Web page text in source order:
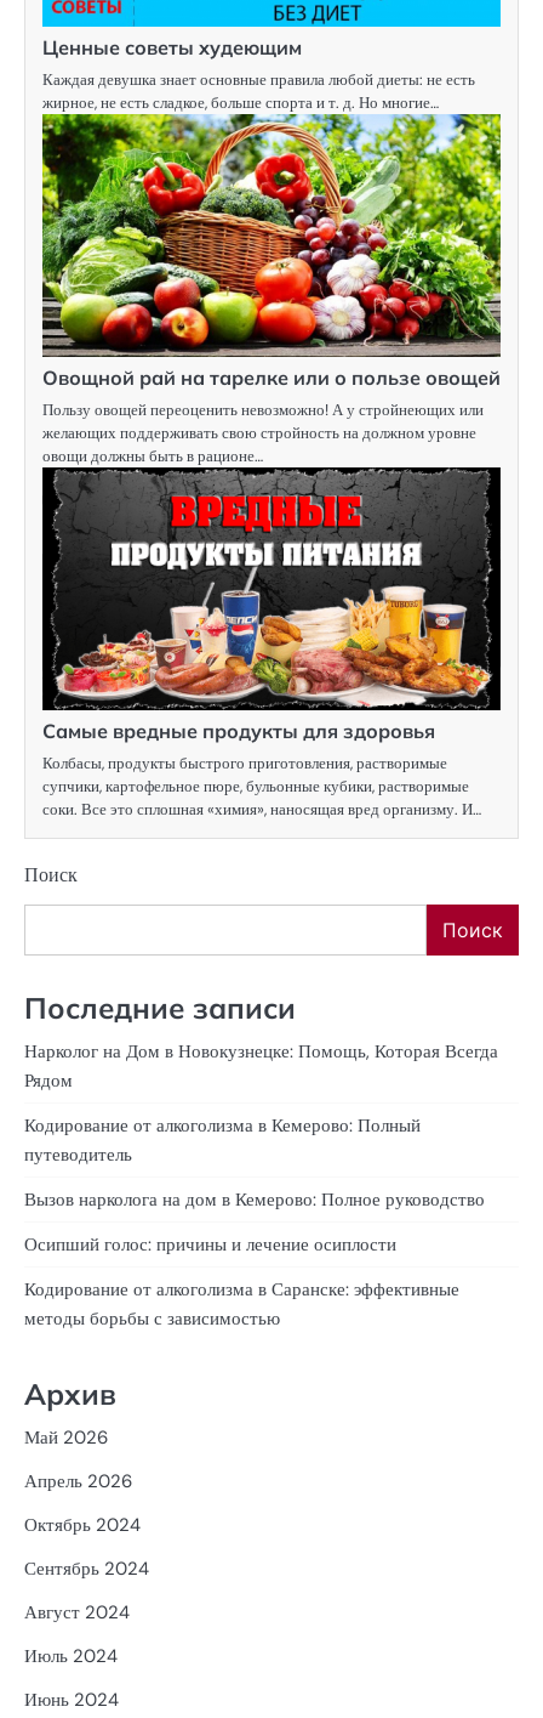
Ценные советы худеющим
Каждая девушка знает основные правила любой диеты: не есть
жирное, не есть сладкое, больше спорта и т. д. Но многие…
Овощной рай на тарелке или о пользе овощей
Пользу овощей переоценить невозможно! А у стройнеющих или
желающих поддерживать свою стройность на должном уровне
овощи должны быть в рационе…
Самые вредные продукты для здоровья
Колбасы, продукты быстрого приготовления, растворимые
супчики, картофельное пюре, бульонные кубики, растворимые
соки. Все это сплошная «химия», наносящая вред организму. И…
Поиск
Поиск
Последние записи
Нарколог на Дом в Новокузнецке: Помощь, Которая Всегда
Рядом
Кодирование от алкоголизма в Кемерово: Полный
путеводитель
Вызов нарколога на дом в Кемерово: Полное руководство
Осипший голос: причины и лечение осиплости
Кодирование от алкоголизма в Саранске: эффективные
методы борьбы с зависимостью
Архив
Май 2026
Апрель 2026
Октябрь 2024
Сентябрь 2024
Август 2024
Июль 2024
Июнь 2024